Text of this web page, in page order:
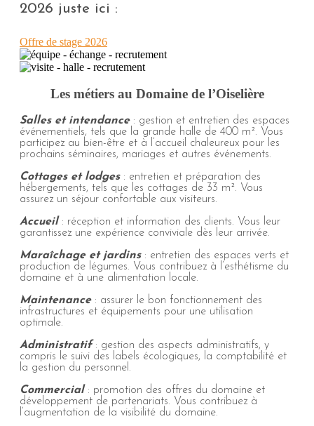
2026 juste ici :
Offre de stage 2026
Les métiers au Domaine de l’Oiselière
Salles et intendance: gestion et entretien des espaces
événementiels, tels que la grande halle de 400 m². Vous
participez au bien-être et à l’accueil chaleureux pour les
prochains séminaires, mariages et autres événements.
Cottages et lodges: entretien et préparation des
hébergements, tels que les cottages de 33 m². Vous
assurez un séjour confortable aux visiteurs.
Accueil: réception et information des clients. Vous leur
garantissez une expérience conviviale dès leur arrivée.
Maraîchage et jardins: entretien des espaces verts et
production de légumes. Vous contribuez à l’esthétisme du
domaine et à une alimentation locale.
Maintenance: assurer le bon fonctionnement des
infrastructures et équipements pour une utilisation
optimale.
Administratif : gestion des aspects administratifs, y
compris le suivi des labels écologiques, la comptabilité et
la gestion du personnel.
Commercial : promotion des offres du domaine et
développement de partenariats. Vous contribuez à
l’augmentation de la visibilité du domaine.